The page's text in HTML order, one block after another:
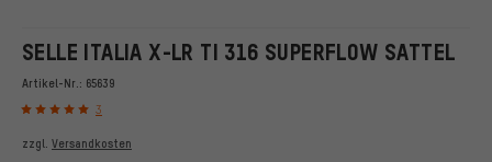
SELLE ITALIA X-LR TI 316 SUPERFLOW SATTEL
Artikel-Nr.: 65639
3
zzgl. Versandkosten